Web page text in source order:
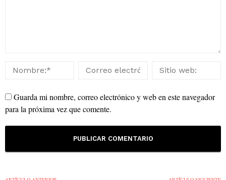
Guarda mi nombre, correo electrónico y web en este navegador
para la próxima vez que comente.